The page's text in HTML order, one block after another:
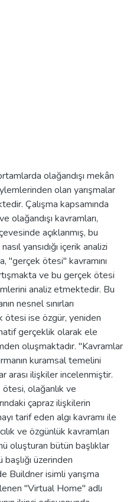
olağandışı mekân
olan yarışmalar
Çalışma kapsamında
olağandışı kavramları,
açıklanmış, bu
yansıdığı içerik analizi
"gerçek ötesi" kavramını
ve bu gerçek ötesi
analiz etmektedir. Bu
nesnel sınırları
ötesi ise özgür, yeniden
gerçeklik olarak ele
oluşmaktadır. "Kavramlar
kuramsal temelini
arası ilişkiler incelenmiştir.
olağanlık ve
çapraz ilişkilerin
tarif eden algı kavramı ile
ve özgünlük kavramları
oluşturan bütün başlıklar
başlığı üzerinden
Buildner isimli yarışma
"Virtual Home" adlı